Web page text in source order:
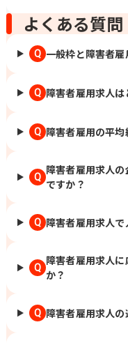
よくある質問
Q 一般枠と障害者雇
Q 障害者雇用求人
Q 障害者雇用の平
Q
障害者雇用求人
ですか？
Q 障害者雇用求人
Q
障害者雇用求人
か？
Q 障害者雇用求人の